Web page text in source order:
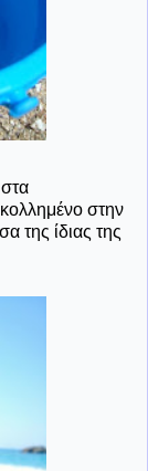
στην
της ίδιας της